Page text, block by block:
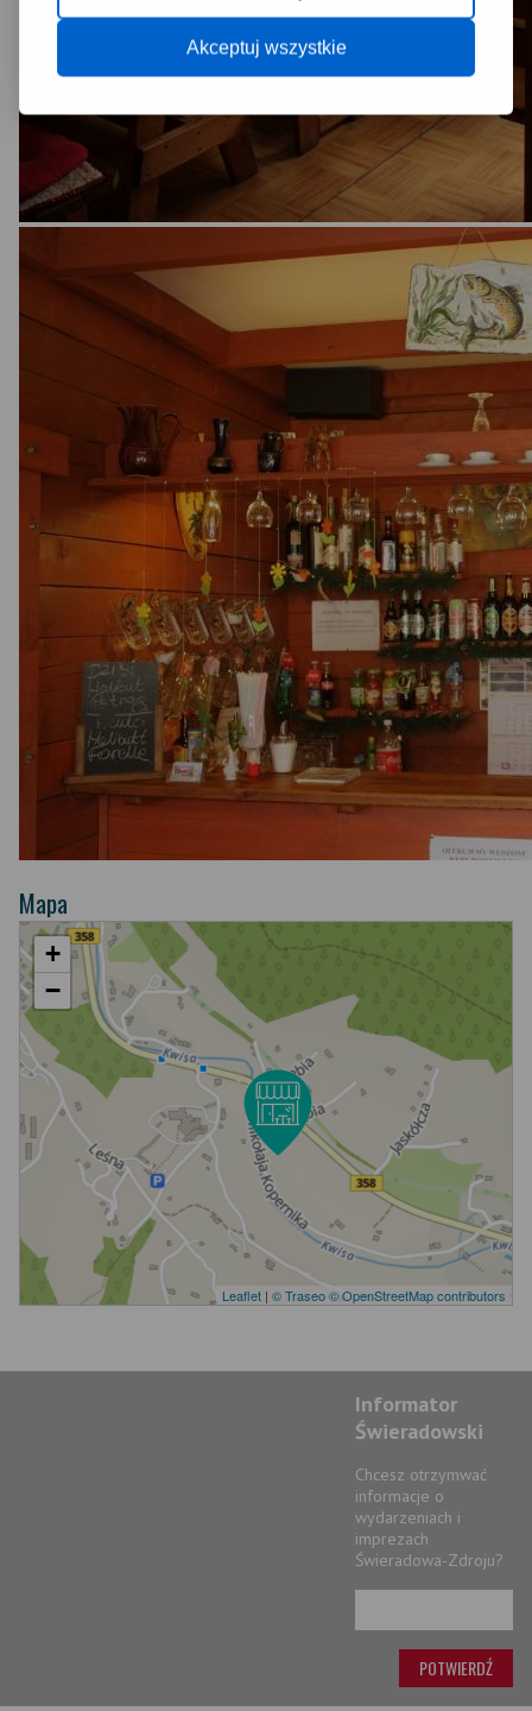
Akceptuj wszystkie
Mapa
+
−
Leaflet | © Traseo© OpenStreetMap contributors
Informator
Świeradowski
Chcesz otrzymwać
informacje o
wydarzeniach i
imprezach
Świeradowa-Zdroju?